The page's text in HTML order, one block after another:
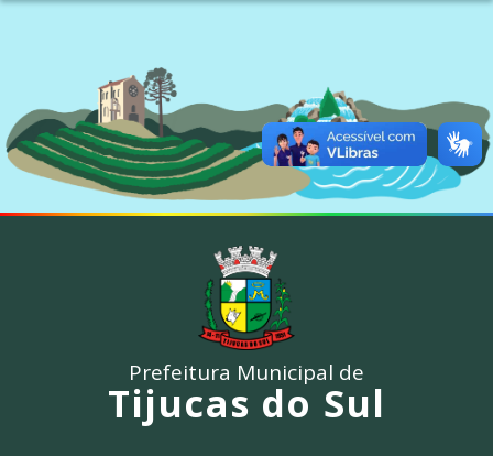
Prefeitura Municipal de
Tijucas do Sul